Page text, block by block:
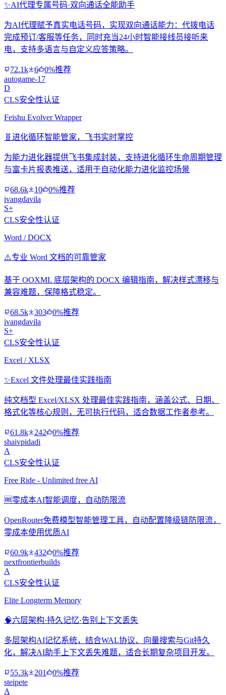
✨AI代理专属号码·双向通话全能助手
为AI代理赋予真实电话号码，实现双向通话能力：代拨电话
完成预订/客服等任务，同时充当24小时智能接线员接听来
电，支持多语言与自定义应答策略。
72.1k 6
0%推荐
autogame-17
D
CLS安全性认证
Feishu Evolver Wrapper
🧬 进化循环智能管家，飞书实时掌控
为能力进化器提供飞书集成封装，支持进化循环生命周期管理
与富卡片报表推送，适用于自动化能力进化监控场景
68.6k 10
0%推荐
ivangdavila
S+
CLS安全性认证
Word / DOCX
⚠️专业 Word 文档的可靠管家
基于 OOXML 底层架构的 DOCX 编辑指南，解决样式漂移与
兼容难题，保障格式稳定。
68.5k 303
0%推荐
ivangdavila
S+
CLS安全性认证
Excel / XLSX
✨Excel 文件处理最佳实践指南
纯文档型 Excel/XLSX 处理最佳实践指南，涵盖公式、日期、
格式化等核心规则，无可执行代码，适合数据工作者参考。
61.8k 242
0%推荐
shaivpidadi
A
CLS安全性认证
Free Ride - Unlimited free AI
🆓零成本AI智能调度，自动防限流
OpenRouter免费模型智能管理工具，自动配置降级链防限流，
零成本使用优质AI
60.9k 432
0%推荐
nextfrontierbuilds
A
CLS安全性认证
Elite Longterm Memory
🧠六层架构·持久记忆·告别上下文丢失
多层架构AI记忆系统，结合WAL协议、向量搜索与Git持久
化，解决AI助手上下文丢失难题，适合长期复杂项目开发。
55.3k 201
0%推荐
steipete
A